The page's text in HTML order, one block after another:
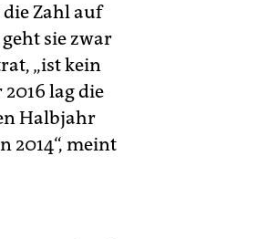
Zahl auf
sie zwar
„ist kein
lag die
Halbjahr
2014“, meint